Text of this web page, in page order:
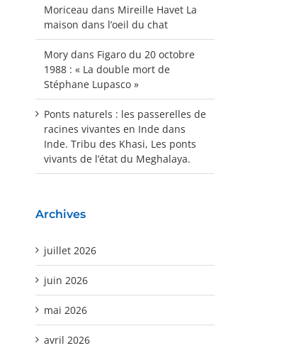
Moriceau dans Mireille Havet La
maison dans l’oeil du chat
Mory dans Figaro du 20 octobre
1988 : « La double mort de
Stéphane Lupasco »
Ponts naturels : les passerelles de
racines vivantes en Inde dans
Inde. Tribu des Khasi, Les ponts
vivants de l’état du Meghalaya.
Archives
juillet 2026
juin 2026
mai 2026
avril 2026